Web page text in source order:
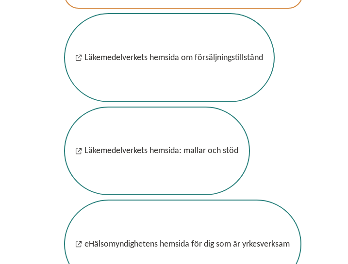
Läkemedelverkets hemsida om försäljningstillstånd
Läkemedelverkets hemsida: mallar och stöd
eHälsomyndighetens hemsida för dig som är yrkesverksam